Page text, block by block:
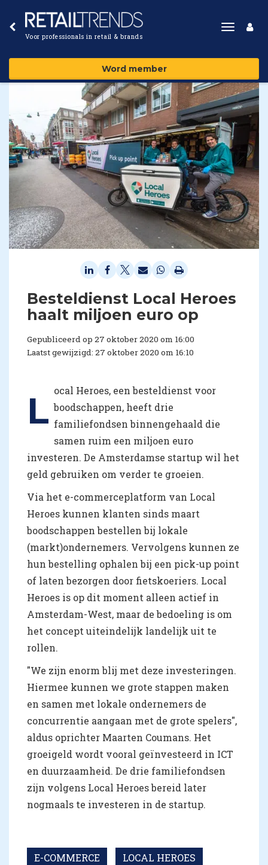
Voor professionals in retail & brands
Toggle
Word member
Besteldienst Local Heroes
haalt miljoen euro op
Gepubliceerd op 27 oktober 2020 om 16:00
Laatst gewijzigd: 27 oktober 2020 om 16:10
L ocal Heroes, een besteldienst voor
boodschappen, heeft drie
familiefondsen binnengehaald die
samen ruim een miljoen euro
investeren. De Amsterdamse startup wil het
geld gebruiken om verder te groeien.
Via het e-commerceplatform van Local
Heroes kunnen klanten sinds maart
boodschappen bestellen bij lokale
(markt)ondernemers. Vervolgens kunnen ze
hun bestelling ophalen bij een pick-up point
of laten bezorgen door fietskoeriers. Local
Heroes is op dit moment alleen actief in
Amsterdam-West, maar de bedoeling is om
het concept uiteindelijk landelijk uit te
rollen.
"We zijn enorm blij met deze investeringen.
Hiermee kunnen we grote stappen maken
en samen met lokale ondernemers de
concurrentie aangaan met de grote spelers",
aldus oprichter Maarten Coumans. Het
groeigeld wordt vooral geïnvesteerd in ICT
en duurzaamheid. De drie familiefondsen
zijn volgens Local Heroes bereid later
nogmaals te investeren in de startup.
E-COMMERCE LOCAL HEROES